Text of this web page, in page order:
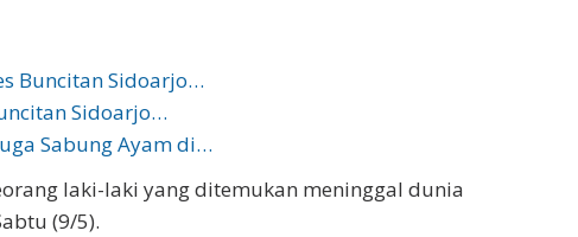
Buncitan Sidoarjo…
Sidoarjo…
Sabung Ayam di…
laki-laki yang ditemukan meninggal dunia
(9/5).